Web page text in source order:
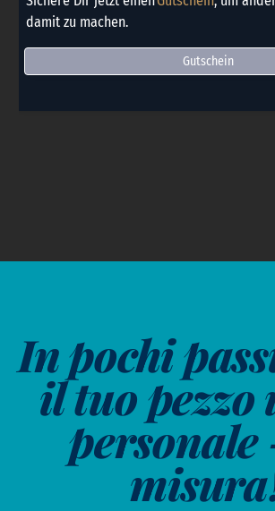
damit zu machen.
Gutschein
In pochi
il tuo pezzo
personale